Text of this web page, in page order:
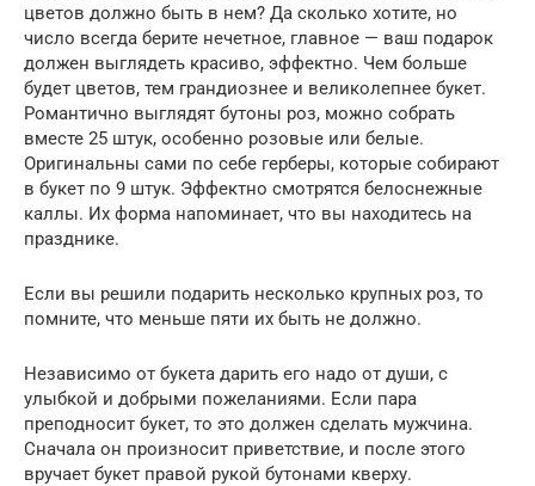
цветов должно быть в нем? Да сколько хотите, но
число всегда берите нечетное, главное — ваш подарок
должен выглядеть красиво, эффектно. Чем больше
будет цветов, тем грандиознее и великолепнее букет.
Романтично выглядят бутоны роз, можно собрать
вместе 25 штук, особенно розовые или белые.
Оригинальны сами по себе герберы, которые собирают
в букет по 9 штук. Эффектно смотрятся белоснежные
каллы. Их форма напоминает, что вы находитесь на
празднике.
Если вы решили подарить несколько крупных роз, то
помните, что меньше пяти их быть не должно.
Независимо от букета дарить его надо от души, с
улыбкой и добрыми пожеланиями. Если пара
преподносит букет, то это должен сделать мужчина.
Сначала он произносит приветствие, и после этого
вручает букет правой рукой бутонами кверху.